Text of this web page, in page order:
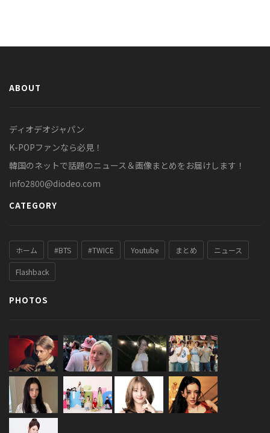
ABOUT
ディオデオジャパン
K-POPファンなら必見！
韓国のネットで話題のニュース＆画像まとめをお届けします！
info2800@diodeo.com
CATEGORY
ホーム #BTS #TWICE Youtube まとめ ニュース
Flashback
PHOTOS